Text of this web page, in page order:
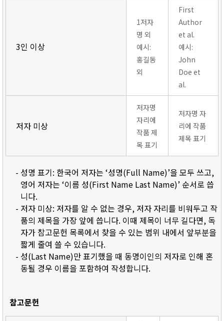
3인 이상
1저자
명 외
예시:
홍길동
외
First
Author
et al.
예시:
John
Doe et
al.
저자 미상
저자명
자리에
작품 제
목 표기
저자명 자
리에 작품
제목 표기
- 성명 표기: 한국어 저자는 ‘성명(Full Name)’을 모두 쓰고,
영어 저자는 ‘이름 성(First Name Last Name)’ 순서로 씁
니다.
- 저자 미상: 저자를 알 수 없는 경우, 저자 자리를 비워두고 작
품의 제목을 가장 앞에 씁니다. 이때 제목이 너무 길다면, 독
자가 참고문헌 목록에서 찾을 수 있는 범위 내에서 앞부분을
짧게 줄여 쓸 수 있습니다.
- 성(Last Name)만 표기했을 때 동명이인의 저자로 인해 혼
동될 경우 이름을 포함하여 작성합니다.
참고문헌